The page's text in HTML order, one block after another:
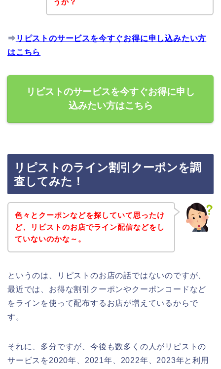
うか？
⇒ リピストのサービスを今すぐお得に申し込みたい方
はこちら
リピストのサービスを今すぐお得に申し
込みたい方はこちら
リピストのライン割引クーポンを調
査してみた！
色々とクーポンなどを探していて思ったけ
ど、リピストのお店でライン配信などをし
ていないのかな～。
というのは、リピストのお店の話ではないのですが、
最近では、お得な割引クーポンやクーポンコードなど
をラインを使って配布するお店が増えているからで
す。
それに、多分ですが、今後も数多くの人がリピストの
サービスを2020年、2021年、2022年、2023年と利用